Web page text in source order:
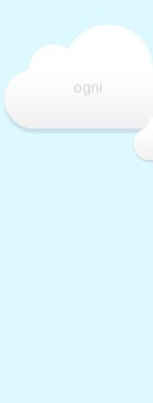
ogni